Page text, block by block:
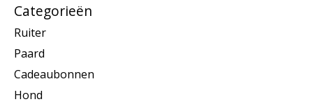
Categorieën
Ruiter
Paard
Cadeaubonnen
Hond